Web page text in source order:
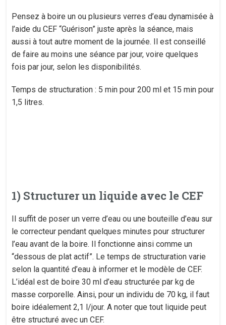
Pensez à boire un ou plusieurs verres d’eau dynamisée à
l’aide du CEF “Guérison” juste après la séance, mais
aussi à tout autre moment de la journée. Il est conseillé
de faire au moins une séance par jour, voire quelques
fois par jour, selon les disponibilités.
Temps de structuration : 5 min pour 200 ml et 15 min pour
1,5 litres.
1) Structurer un liquide avec le CEF
Il suffit de poser un verre d’eau ou une bouteille d’eau sur
le correcteur pendant quelques minutes pour structurer
l’eau avant de la boire. Il fonctionne ainsi comme un
“dessous de plat actif”. Le temps de structuration varie
selon la quantité d’eau à informer et le modèle de CEF.
L’idéal est de boire 30 ml d’eau structurée par kg de
masse corporelle. Ainsi, pour un individu de 70 kg, il faut
boire idéalement 2,1 l/jour. A noter que tout liquide peut
être structuré avec un CEF.